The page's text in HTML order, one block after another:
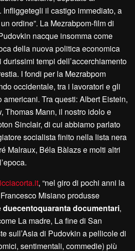
il castigo immediato, a
ordine”. La Mezrabpom-film di
nacque insomma come
della nuova politica economica
tempi dell’accerchiamento
I fondi per la Mezrabpom
occidentale, tra i lavoratori e gli
americani. Tra questi: Albert Eistein,
Thomas Mann, il nostro idolo e
Sinclair, di cui abbiamo parlato
socialista finito nella lista nera
Malraux, Béla Bàlazs e molti altri
, “nel giro di pochi anni la
Misiano produsse
documentari,
La madre, La fine di San
sull’Asia di Pudovkin a pellicole di
sentimentali, commedie) più